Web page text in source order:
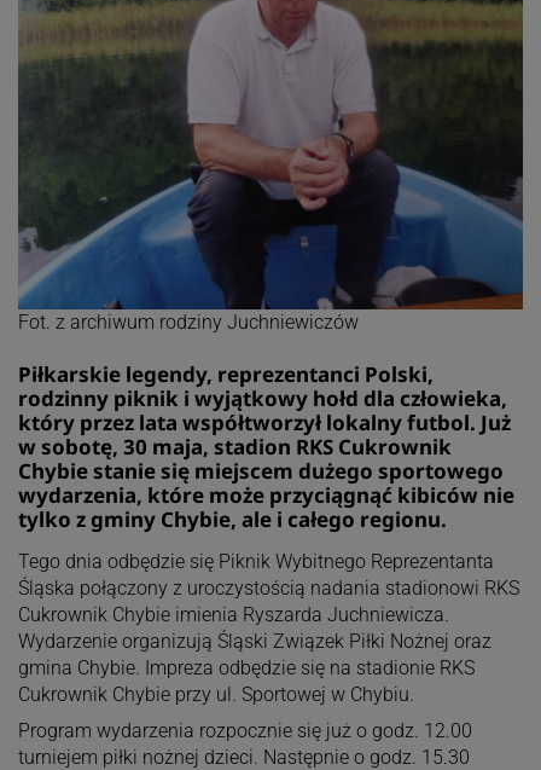
Fot. z archiwum rodziny Juchniewiczów
Piłkarskie legendy, reprezentanci Polski,
rodzinny piknik i wyjątkowy hołd dla człowieka,
który przez lata współtworzył lokalny futbol. Już
w sobotę, 30 maja, stadion RKS Cukrownik
Chybie stanie się miejscem dużego sportowego
wydarzenia, które może przyciągnąć kibiców nie
tylko z gminy Chybie, ale i całego regionu.
Tego dnia odbędzie się Piknik Wybitnego Reprezentanta
Śląska połączony z uroczystością nadania stadionowi RKS
Cukrownik Chybie imienia Ryszarda Juchniewicza.
Wydarzenie organizują Śląski Związek Piłki Nożnej oraz
gmina Chybie. Impreza odbędzie się na stadionie RKS
Cukrownik Chybie przy ul. Sportowej w Chybiu.
Program wydarzenia rozpocznie się już o godz. 12.00
turniejem piłki nożnej dzieci. Następnie o godz. 15.30